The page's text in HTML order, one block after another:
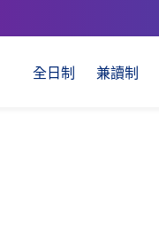
全日制 兼讀制